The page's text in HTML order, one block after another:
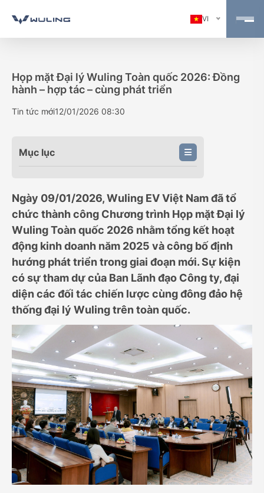
VI
Họp mặt Đại lý Wuling Toàn quốc 2026: Đồng
hành – hợp tác – cùng phát triển
Tin tức mới12/01/2026 08:30
Mục lục
Ngày 09/01/2026, Wuling EV Việt Nam đã tổ
chức thành công Chương trình Họp mặt Đại lý
Wuling Toàn quốc 2026 nhằm tổng kết hoạt
động kinh doanh năm 2025 và công bố định
hướng phát triển trong giai đoạn mới. Sự kiện
có sự tham dự của Ban Lãnh đạo Công ty, đại
diện các đối tác chiến lược cùng đông đảo hệ
thống đại lý Wuling trên toàn quốc.